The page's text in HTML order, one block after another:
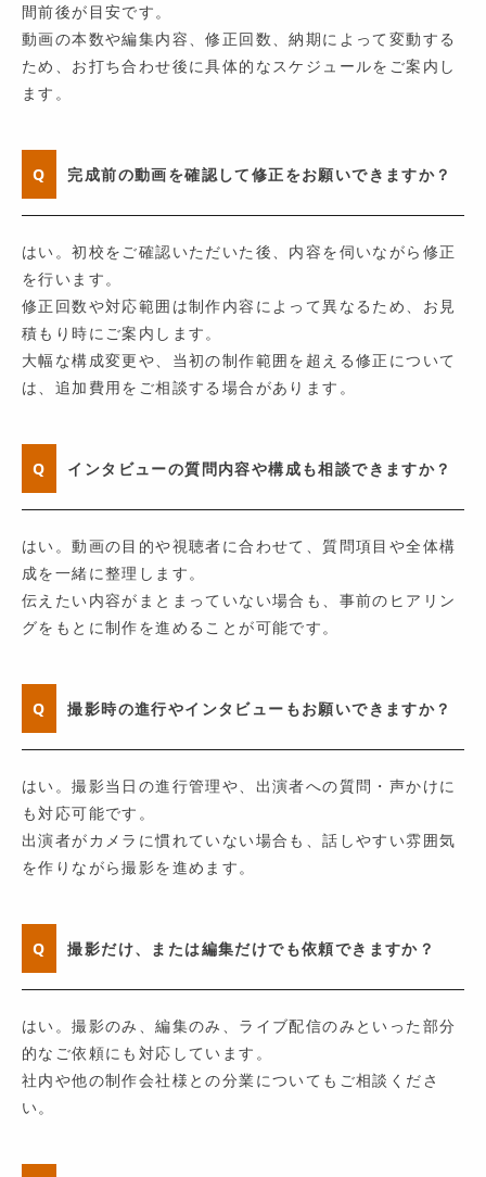
間前後が目安です。
動画の本数や編集内容、修正回数、納期によって変動する
ため、お打ち合わせ後に具体的なスケジュールをご案内し
ます。
Q 完成前の動画を確認して修正をお願いできますか？
はい。初校をご確認いただいた後、内容を伺いながら修正
を行います。
修正回数や対応範囲は制作内容によって異なるため、お見
積もり時にご案内します。
大幅な構成変更や、当初の制作範囲を超える修正について
は、追加費用をご相談する場合があります。
Q インタビューの質問内容や構成も相談できますか？
はい。動画の目的や視聴者に合わせて、質問項目や全体構
成を一緒に整理します。
伝えたい内容がまとまっていない場合も、事前のヒアリン
グをもとに制作を進めることが可能です。
Q 撮影時の進行やインタビューもお願いできますか？
はい。撮影当日の進行管理や、出演者への質問・声かけに
も対応可能です。
出演者がカメラに慣れていない場合も、話しやすい雰囲気
を作りながら撮影を進めます。
Q 撮影だけ、または編集だけでも依頼できますか？
はい。撮影のみ、編集のみ、ライブ配信のみといった部分
的なご依頼にも対応しています。
社内や他の制作会社様との分業についてもご相談くださ
い。